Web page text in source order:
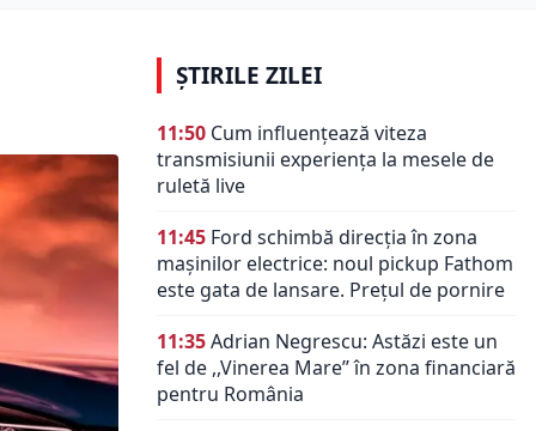
ȘTIRILE ZILEI
11:50 Cum influențează viteza
transmisiunii experiența la mesele de
ruletă live
11:45 Ford schimbă direcția în zona
mașinilor electrice: noul pickup Fathom
este gata de lansare. Prețul de pornire
11:35Adrian Negrescu: Astăzi este un
fel de ,,Vinerea Mare’’ în zona financiară
pentru România